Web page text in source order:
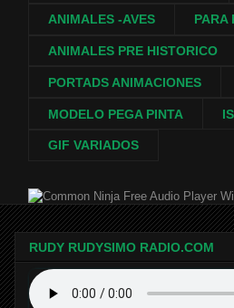
ANIMALES -AVES PARA
ANIMALES PRE HISTORICO
PORTADS ANIMACIONES
MODELO PEGA PINTA
GIF VARIADOS
Free Audio Player
RUDY RUDYSIMO RADIO.COM